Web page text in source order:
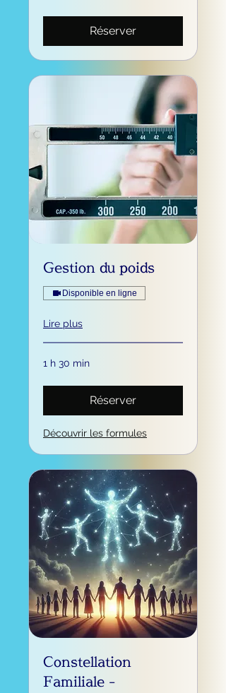
Réserver
Gestion du poids
Disponible en ligne
Lire plus
1 h 30 min
Réserver
Découvrir les formules
Constellation
Familiale -